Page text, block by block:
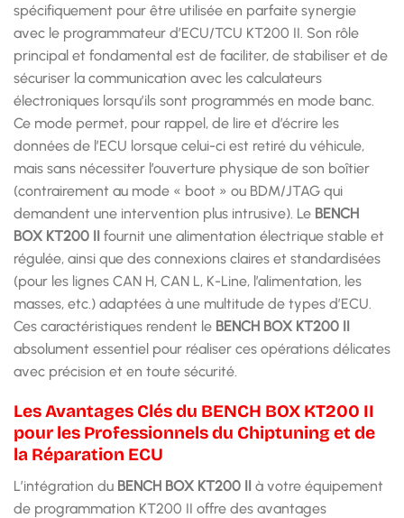
spécifiquement pour être utilisée en parfaite synergie
avec le programmateur d’ECU/TCU KT200 II. Son rôle
principal et fondamental est de faciliter, de stabiliser et de
sécuriser la communication avec les calculateurs
électroniques lorsqu’ils sont programmés en mode banc.
Ce mode permet, pour rappel, de lire et d’écrire les
données de l’ECU lorsque celui-ci est retiré du véhicule,
mais sans nécessiter l’ouverture physique de son boîtier
(contrairement au mode « boot » ou BDM/JTAG qui
demandent une intervention plus intrusive). Le BENCH
BOX KT200 II fournit une alimentation électrique stable et
régulée, ainsi que des connexions claires et standardisées
(pour les lignes CAN H, CAN L, K-Line, l’alimentation, les
masses, etc.) adaptées à une multitude de types d’ECU.
Ces caractéristiques rendent le BENCH BOX KT200 II
absolument essentiel pour réaliser ces opérations délicates
avec précision et en toute sécurité.
Les Avantages Clés du BENCH BOX KT200 II
pour les Professionnels du Chiptuning et de
la Réparation ECU
L’intégration du BENCH BOX KT200 II à votre équipement
de programmation KT200 II offre des avantages